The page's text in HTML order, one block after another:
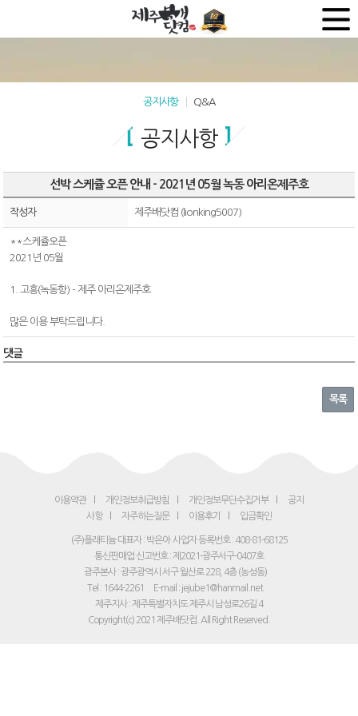
공지사항 Q&A
공지사항
선박 스케쥴 오픈 안내 - 2021년 05월 녹동 아리온제주호
작성자 제주배닷컴 (lionking5007)
**스케쥴오픈
2021년 05월
1. 고흥(녹동항) - 제주 아리온제주호
많은 이용 부탁드립니다.
댓글
목록
이용약관 개인정보취급방침 개인정보무단수집거부
공지
사항
자주하는질문 이용후기 입금확인
(주)플래티늄 대표자 : 박은아 사업자 등록번호 : 408-81-68125
통신판매업 신고번호 : 제2021-광주서구-0407호
광주본사 : 광주광역시 서구 월산로 228, 4층 (농성동)
Tel : 1644-2261
E-mail : jejube1@hanmail.net
제주지사 : 제주특별자치도 제주시 남성로26길 4
Copyright(c) 2021 제주배닷컴. All Right Reserved.